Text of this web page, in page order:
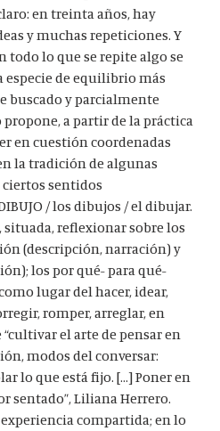
en treinta años, hay
y muchas repeticiones. Y
todo lo que se repite algo se
especie de equilibrio más
buscado y parcialmente
a partir de la práctica
en cuestión coordenadas
la tradición de algunas
sentidos
/ los dibujos / el dibujar.
reflexionar sobre los
(descripción, narración) y
los por qué- para qué-
lugar del hacer, idear,
romper, arreglar, en
el arte de pensar en
modos del conversar:
lo que está fijo. […] Poner en
sentado”, Liliana Herrero.
compartida; en lo